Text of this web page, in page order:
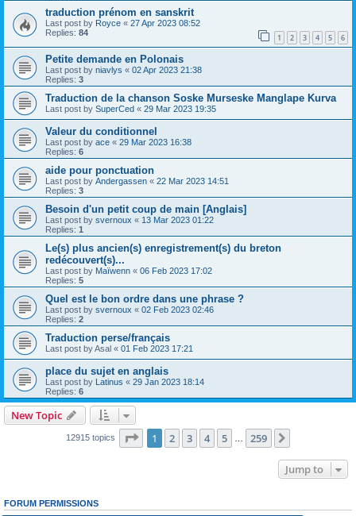
traduction prénom en sanskrit
Last post by Royce « 27 Apr 2023 08:52
Replies: 84 1 2 3 4 5 6
Petite demande en Polonais
Last post by niavlys « 02 Apr 2023 21:38
Replies: 3
Traduction de la chanson Soske Murseske Manglape Kurva
Last post by SuperCed « 29 Mar 2023 19:35
Valeur du conditionnel
Last post by ace « 29 Mar 2023 16:38
Replies: 6
aide pour ponctuation
Last post by Andergassen « 22 Mar 2023 14:51
Replies: 3
Besoin d'un petit coup de main [Anglais]
Last post by svernoux « 13 Mar 2023 01:22
Replies: 1
Le(s) plus ancien(s) enregistrement(s) du breton
redécouvert(s)...
Last post by Maïwenn « 06 Feb 2023 17:02
Replies: 5
Quel est le bon ordre dans une phrase ?
Last post by svernoux « 02 Feb 2023 02:46
Replies: 2
Traduction perse/français
Last post byAsal « 01 Feb 2023 17:21
place du sujet en anglais
Last post by Latinus « 29 Jan 2023 18:14
Replies: 6
New Topic
12915 topics Page 1of 259
1 2 3 4 5 259
Jump to
FORUM PERMISSIONS